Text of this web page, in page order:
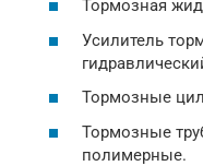
Тормозная
Усилитель
Тормозные
Тормозные
полимерные.